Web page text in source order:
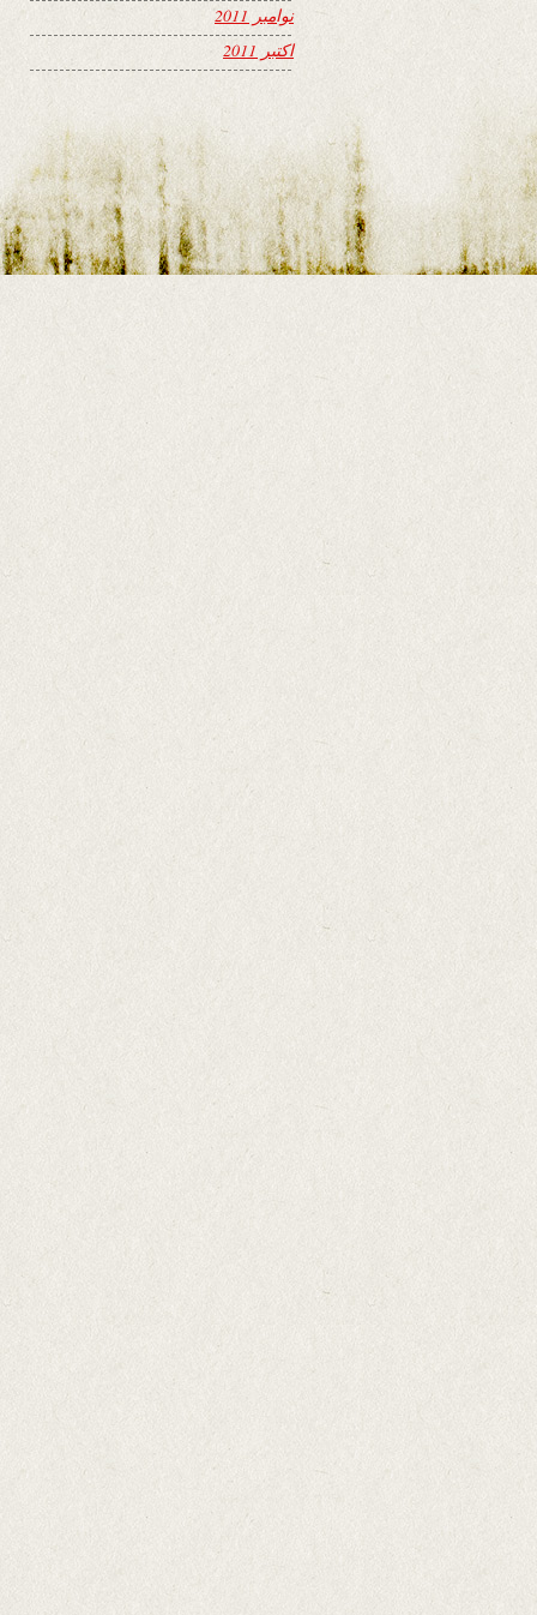
نوامبر 2011
اکتبر 2011